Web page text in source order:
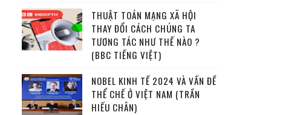
THUẬT TOÁN MẠNG XÃ HỘI
THAY ĐỔI CÁCH CHÚNG TA
TƯƠNG TÁC NHƯ THẾ NÀO ?
(BBC TIẾNG VIỆT)
NOBEL KINH TẾ 2024 VÀ VẤN ĐỀ
THỂ CHẾ Ở VIỆT NAM (TRẦN
HIẾU CHÂN)